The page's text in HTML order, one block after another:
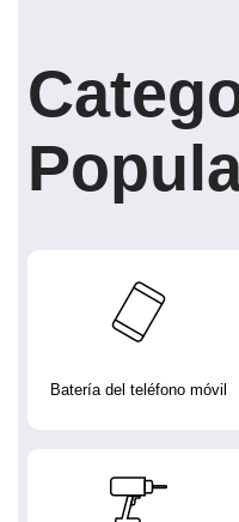
Batería del teléfono móvil